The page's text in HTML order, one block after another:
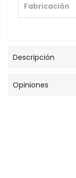
Fabricación
Descripción
Opiniones